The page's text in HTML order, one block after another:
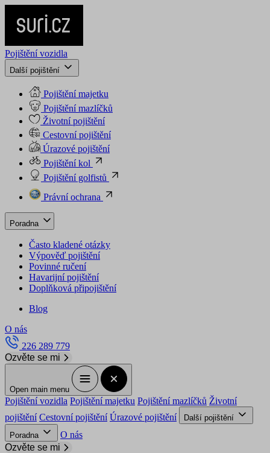
Pojištění vozidla
Další pojištění
Pojištění majetku
Pojištění mazlíčků
Životní pojištění
Cestovní pojištění
Úrazové pojištění
Pojištění kol
Pojištění golfistů
Právní ochrana
Poradna
Často kladené otázky
Výpověď pojištění
Povinné ručení
Havarijní pojištění
Doplňková připojištění
Blog
O nás
226 289 779
Ozvěte se mi
Open main menu
Pojištění vozidla Pojištění majetku Pojištění mazlíčků Životní
pojištění Cestovní pojištění Úrazové pojištění
Další pojištění
Poradna
O nás
Ozvěte se mi